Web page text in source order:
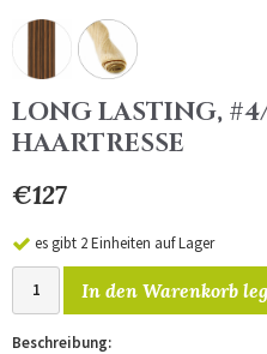
LONG LASTING,
HAARTRESSE
€127
es gibt 2 Einheiten auf Lager
In den Warenkorb
Beschreibung: